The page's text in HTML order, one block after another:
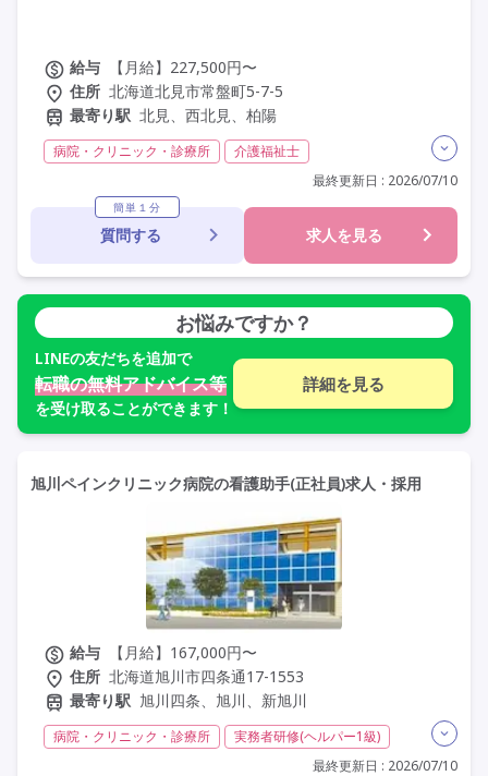
給与
【月給】227,500円〜
住所 北海道北見市常盤町5-7-5
最寄り駅 北見、西北見、柏陽
病院・クリニック・診療所
介護福祉士
初任者研修(ヘルパー2級)
残業月20時間以内 残業ほぼなし
常勤
社会保険完備
交通費支給
定年60歳以上
最終更新日 : 2026/07/10
簡単１分
質問する 求人を見る
お悩みですか？
LINEの友だちを追加で
転職の無料アドバイス等
を受け取ることができます！
詳細を見る
旭川ペインクリニック病院の看護助手(正社員)求人・採用
給与
【月給】167,000円〜
住所 北海道旭川市四条通17-1553
最寄り駅 旭川四条、旭川、新旭川
病院・クリニック・診療所
実務者研修(ヘルパー1級)
夜勤なし
最終更新日 : 2026/07/10